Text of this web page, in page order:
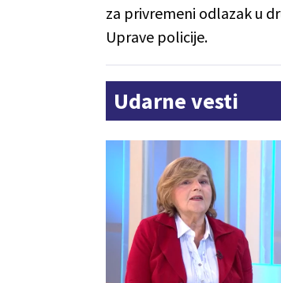
za privremeni odlazak u
Uprave policije.
Udarne vesti